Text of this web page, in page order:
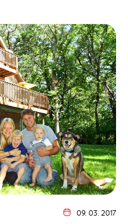
Dátum vydania
09. 03. 2017